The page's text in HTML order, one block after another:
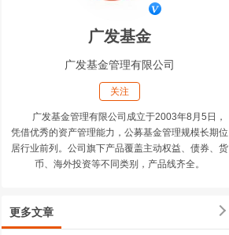
广发基金
广发基金管理有限公司
关注
广发基金管理有限公司成立于2003年8月5日，
凭借优秀的资产管理能力，公募基金管理规模长期位
居行业前列。公司旗下产品覆盖主动权益、债券、货
币、海外投资等不同类别，产品线齐全。
更多文章